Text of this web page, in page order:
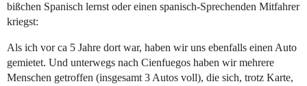
bißchen Spanisch lernst oder einen spanisch-Sprechenden Mitfahrer
kriegst:
Als ich vor ca 5 Jahre dort war, haben wir uns ebenfalls einen Auto
gemietet. Und unterwegs nach Cienfuegos haben wir mehrere
Menschen getroffen (insgesamt 3 Autos voll), die sich, trotz Karte,